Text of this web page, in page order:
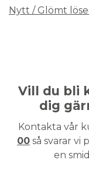
Nytt / Glömt
Vill du bli
dig
Kontakta vår
00 så svarar vi
en